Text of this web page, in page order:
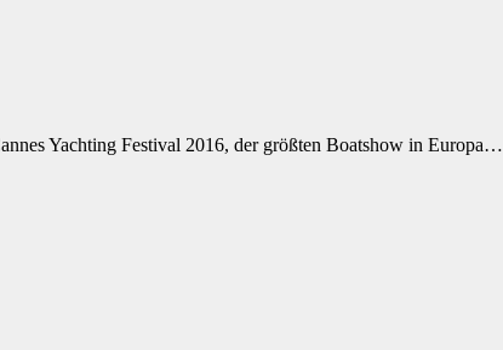
Yachting Festival 2016, der größten Boatshow in Europa…